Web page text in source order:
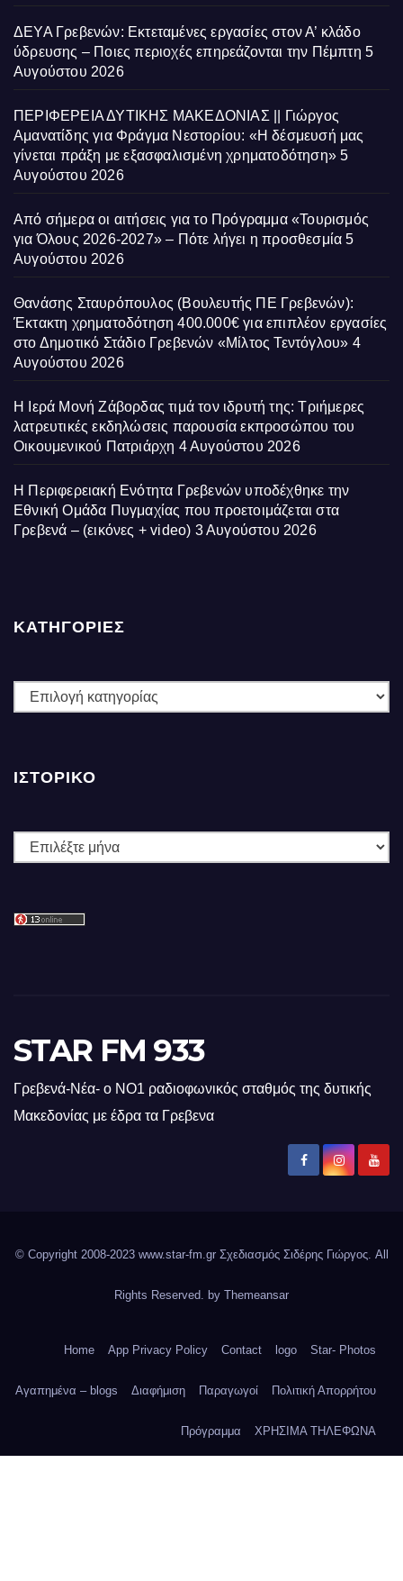
ΔΕΥΑ Γρεβενών: Εκτεταμένες εργασίες στον Α’ κλάδο
ύδρευσης – Ποιες περιοχές επηρεάζονται την Πέμπτη 5
Αυγούστου 2026
ΠΕΡΙΦΕΡΕΙΑ ΔΥΤΙΚΗΣ ΜΑΚΕΔΟΝΙΑΣ || Γιώργος
Αμανατίδης για Φράγμα Νεστορίου: «Η δέσμευσή μας
γίνεται πράξη με εξασφαλισμένη χρηματοδότηση» 5
Αυγούστου 2026
Από σήμερα οι αιτήσεις για το Πρόγραμμα «Τουρισμός
για Όλους 2026-2027» – Πότε λήγει η προσθεσμία 5
Αυγούστου 2026
Θανάσης Σταυρόπουλος (Βουλευτής ΠΕ Γρεβενών):
Έκτακτη χρηματοδότηση 400.000€ για επιπλέον εργασίες
στο Δημοτικό Στάδιο Γρεβενών «Μίλτος Τεντόγλου» 4
Αυγούστου 2026
Η Ιερά Μονή Ζάβορδας τιμά τον ιδρυτή της: Τριήμερες
λατρευτικές εκδηλώσεις παρουσία εκπροσώπου του
Οικουμενικού Πατριάρχη 4 Αυγούστου 2026
Η Περιφερειακή Ενότητα Γρεβενών υποδέχθηκε την
Εθνική Ομάδα Πυγμαχίας που προετοιμάζεται στα
Γρεβενά – (εικόνες + video) 3 Αυγούστου 2026
ΚΑΤΗΓΟΡΙΕΣ
ΚΑΤΗΓΟΡΙΕΣ
ΙΣΤΟΡΙΚΌ
Ιστορικό
STAR FM 933
Γρεβενά-Νέα- ο ΝΟ1 ραδιοφωνικός σταθμός της δυτικής
Μακεδονίας με έδρα τα Γρεβενα
© Copyright 2008-2023 www.star-fm.gr Σχεδιασμός Σιδέρης Γιώργος. All
Rights Reserved. by Themeansar
Home App Privacy Policy Contact logo Star- Photos
Αγαπημένα – blogs Διαφήμιση Παραγωγοί Πολιτική Απορρήτου
Πρόγραμμα ΧΡΗΣΙΜΑ ΤΗΛΕΦΩΝΑ